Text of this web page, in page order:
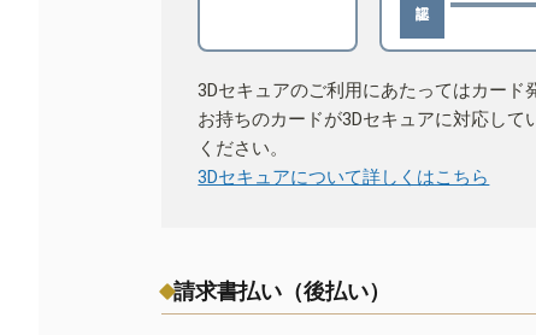
3Dセキュアのご利用にあたってはカード
お持ちのカードが3Dセキュアに対応し
ください。
3Dセキュアについて詳しくはこちら
請求書払い（後払い）